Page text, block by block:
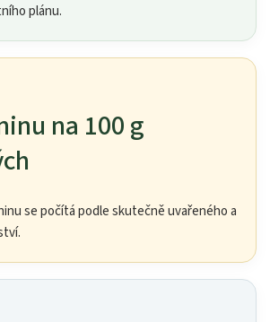
plánu.
na 100 g
se počítá podle skutečně uvařeného a